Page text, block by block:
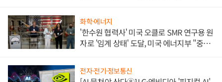
화학·에너지
'한수원 협력사' 미국 오클로 SMR 연구용 원
자로 '임계 상태' 도달, 미국 에너지부 "중요
전자·전기·정보통신